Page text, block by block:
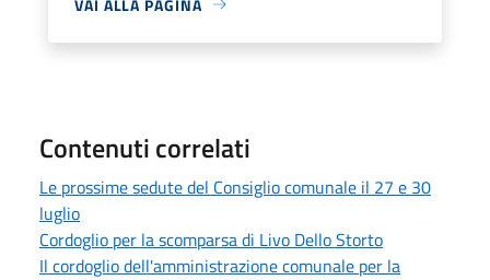
Contenuti correlati
Le prossime sedute del Consiglio comunale il 27 e 30
luglio
Cordoglio per la scomparsa di Livo Dello Storto
Il cordoglio dell'amministrazione comunale per la